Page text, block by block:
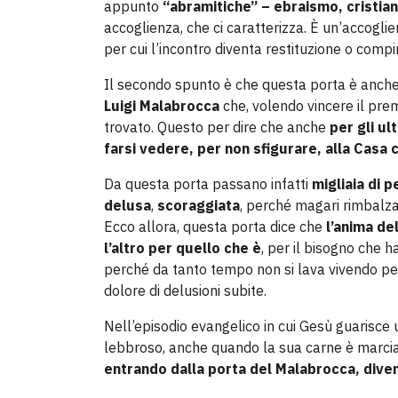
appunto “abramitiche” – ebraismo,
accoglienza, che ci caratterizza. È
per cui l’incontro diventa restituzione o
Il secondo spunto è che questa porta è
Luigi Malabrocca che, volendo vincere il
trovato. Questo per dire che anche per gli
farsi vedere, per non sfigurare, alla Casa
Da questa porta passano infatti migliaia di
delusa, scoraggiata, perché magari
Ecco allora, questa porta dice che l’anima
l’altro per quello che è, per il bisogno che
perché da tanto tempo non si lava vivendo
dolore di delusioni subite.
Nell’episodio evangelico in cui Gesù
lebbroso, anche quando la sua carne è
entrando dalla porta del Malabrocca,